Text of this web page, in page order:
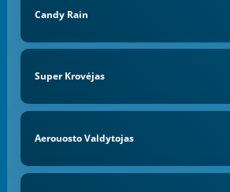
Candy Rain
Super Krovėjas
Aerouosto Valdytojas